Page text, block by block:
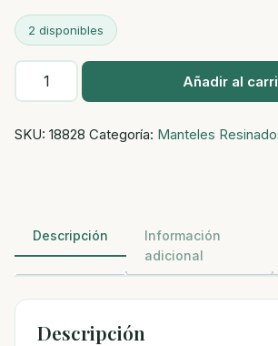
2 disponibles
Pjur
women
silicona
Añadir al
SKU: 18828 Categoría: Manteles
Descripción
Información
adicional
Descripción